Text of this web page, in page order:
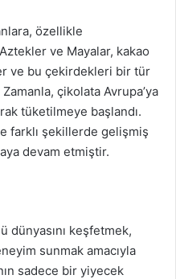
özellikle
ve Mayalar, kakao
ve bu çekirdekleri bir tür
çikolata Avrupa’ya
tüketilmeye başlandı.
farklı şekillerde gelişmiş
devam etmiştir.
dünyasını keşfetmek,
sunmak amacıyla
sadece bir yiyecek